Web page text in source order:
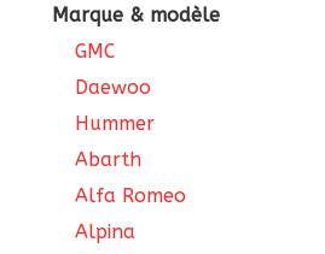
Marque & modèle
GMC
Daewoo
Hummer
Abarth
Alfa Romeo
Alpina